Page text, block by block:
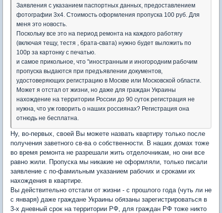
Заявления с указанием паспортных данных, предоставлением
фотографии 3х4. Стоимость оформления пропуска 100 руб. Для
меня это новость.
Поскольку все это на период ремонта на каждого работягу
(включая тещу, тестя , брата-свата) нужно будет выложить по
100р за картонку с печатью.
и самое прикольное, что "иностранным и иногородним рабочим
пропуска выдаются при предъявлении документов,
удостоверяющих регистрацию в Москве или Московской области.
Может я отстал от жизни, но даже для граждан Украины
нахождение на территории России до 90 суток регистрация не
нужна, что уж говорить о наших россиянах? Регистрация она
отнюдь не бесплатна.
Ну, во-первых, своей Вы можете назвать квартиру только после
получения заветного св-ва о собственности. В наших домах тоже
во время ремонта не разрешали жить отделочникам, но они все
равно жили. Пропуска мы никакие не оформляли, только писали
заявление с по-фамильным указанием рабочих и сроками их
нахождения в квартире.
Вы действительно отстали от жизни - с прошлого года (чуть ли не
с января) даже граждане Украины обязаны зарегистрироваться в
3-х дневный срок на территории РФ, для граждан РФ тоже никто